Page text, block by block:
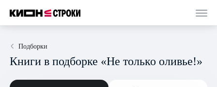
Подборки
Книги в подборке «Не только оливье!»